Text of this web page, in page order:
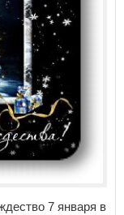
7 января в